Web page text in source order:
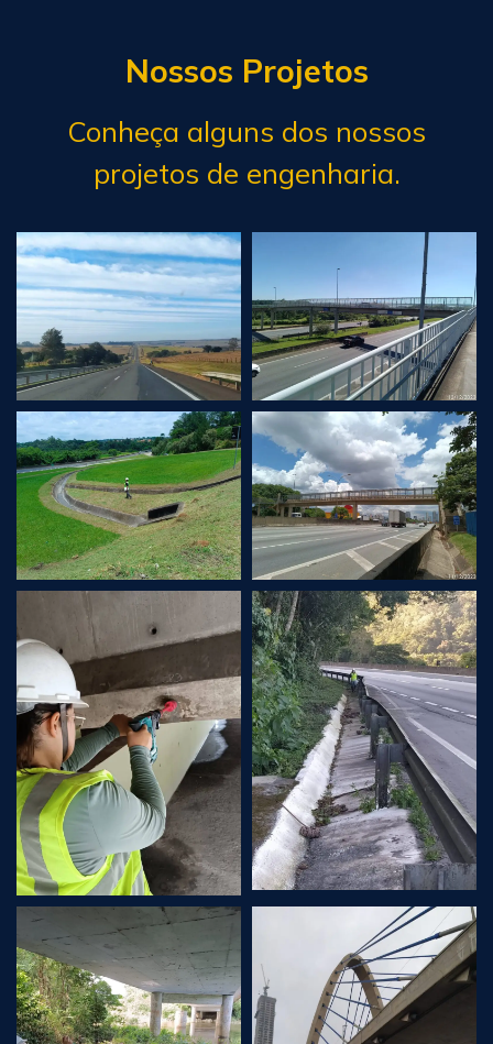
Nossos Projetos
Conheça alguns dos nossos
projetos de engenharia.